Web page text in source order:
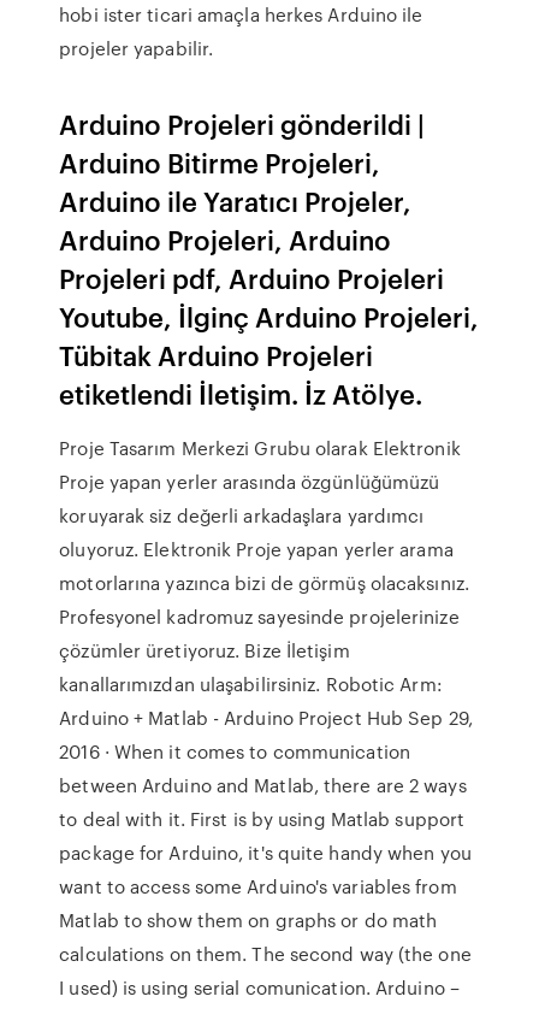
hobi ister ticari amaçla herkes Arduino ile
projeler yapabilir.
Arduino Projeleri gönderildi |
Arduino Bitirme Projeleri,
Arduino ile Yaratıcı Projeler,
Arduino Projeleri, Arduino
Projeleri pdf, Arduino Projeleri
Youtube, İlginç Arduino Projeleri,
Tübitak Arduino Projeleri
etiketlendi İletişim. İz Atölye.
Proje Tasarım Merkezi Grubu olarak Elektronik
Proje yapan yerler arasında özgünlüğümüzü
koruyarak siz değerli arkadaşlara yardımcı
oluyoruz. Elektronik Proje yapan yerler arama
motorlarına yazınca bizi de görmüş olacaksınız.
Profesyonel kadromuz sayesinde projelerinize
çözümler üretiyoruz. Bize İletişim
kanallarımızdan ulaşabilirsiniz. Robotic Arm:
Arduino + Matlab - Arduino Project Hub Sep 29,
2016 · When it comes to communication
between Arduino and Matlab, there are 2 ways
to deal with it. First is by using Matlab support
package for Arduino, it's quite handy when you
want to access some Arduino's variables from
Matlab to show them on graphs or do math
calculations on them. The second way (the one
I used) is using serial comunication. Arduino –